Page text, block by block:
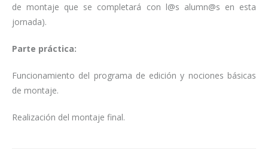
de montaje que se completará con l@s alumn@s en esta
jornada).
Parte práctica:
Funcionamiento del programa de edición y nociones básicas
de montaje.
Realización del montaje final.